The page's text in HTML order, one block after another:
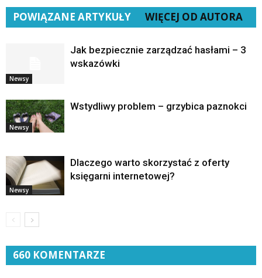
POWIĄZANE ARTYKUŁY WIĘCEJ OD AUTORA
Newsy
Jak bezpiecznie zarządzać hasłami – 3
wskazówki
Newsy
Wstydliwy problem – grzybica paznokci
Newsy
Dlaczego warto skorzystać z oferty
księgarni internetowej?
660 KOMENTARZE